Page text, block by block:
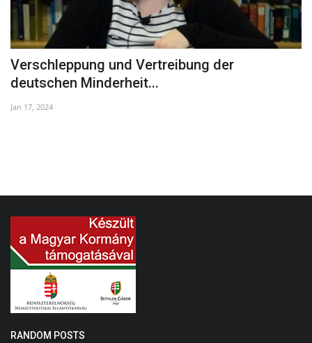
Verschleppung und Vertreibung der
deutschen Minderheit...
Jan 17, 2024
RANDOM POSTS